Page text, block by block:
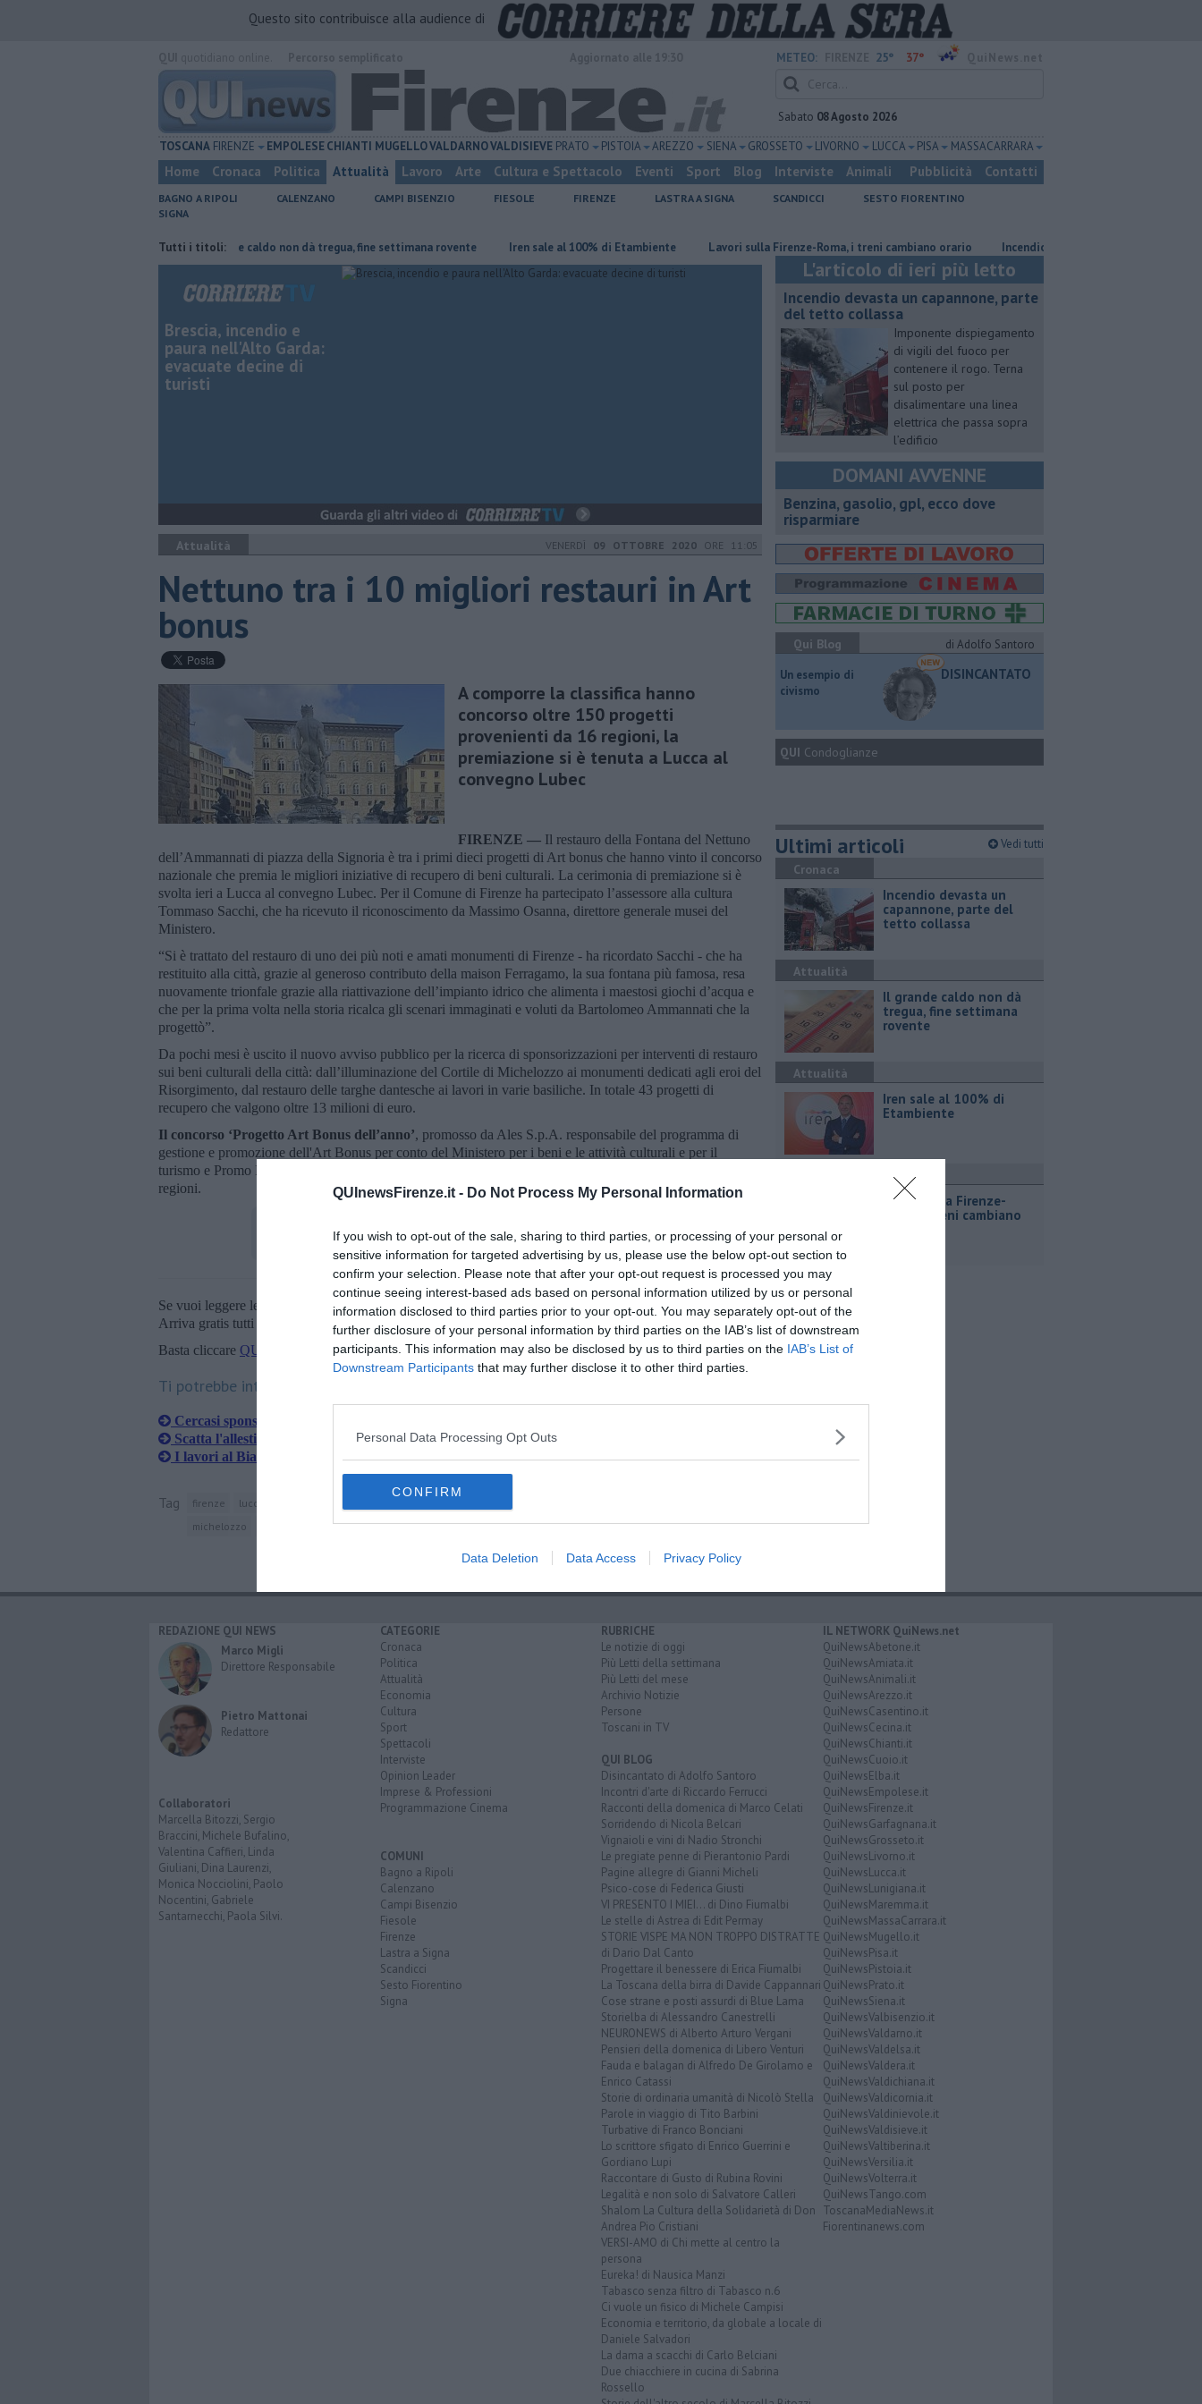
QUInewsFirenze.it - Do Not Process My Personal Information
If you wish to opt-out of the sale, sharing to third parties, or processing of your personal or
sensitive information for targeted advertising by us, please use the below opt-out section to
confirm your selection. Please note that after your opt-out request is processed you may
continue seeing interest-based ads based on personal information utilized by us or personal
information disclosed to third parties prior to your opt-out. You may separately opt-out of the
further disclosure of your personal information by third parties on the IAB’s list of downstream
participants. This information may also be disclosed by us to third parties on the IAB’s List of
Downstream Participants that may further disclose it to other third parties.
Personal Data Processing Opt Outs
CONFIRM
Data Deletion Data Access Privacy Policy
Questo sito contribuisce alla audience di
METEO: 25° 37°
Sabato 08 Agosto 2026
TOSCANA FIRENZE EMPOLESECHIANTI MUGELLOVALDARNOVALDISIEVE PRATO PISTOIA AREZZO SIENA GROSSETO LIVORNO LUCCA PISA MASSA CARRARA
Home Cronaca Politica Attualità Lavoro Arte Cultura e Spettacolo Eventi Sport Blog Interviste Animali Pubblicità Contatti
BAGNO A RIPOLI CALENZANO CAMPI BISENZIO FIESOLE FIRENZE LASTRA A SIGNA SCANDICCI
SESTO FIORENTINO
SIGNA
Tutti i titoli:
Il grande caldo non dà tregua, fine settimana rovente Iren sale al 100% di Etambiente Lavori sulla Firenze-Roma, i treni cambiano orario Incendio devasta un capannone, parte del
Brescia, incendio e
paura nell'Alto Garda:
evacuate decine di
turisti
Attualità VENERDÌ 09 OTTOBRE 2020 ORE 11:05
Nettuno tra i 10 migliori restauri in Art
bonus
A comporre la classifica hanno
concorso oltre 150 progetti
provenienti da 16 regioni, la
premiazione si è tenuta a Lucca al
convegno Lubec
FIRENZE — Il restauro della Fontana del Nettuno
dell’Ammannati di piazza della Signoria è tra i primi dieci progetti di Art bonus che hanno vinto il concorso
nazionale che premia le migliori iniziative di recupero di beni culturali. La cerimonia di premiazione si è
svolta ieri a Lucca al convegno Lubec. Per il Comune di Firenze ha partecipato l’assessore alla cultura
Tommaso Sacchi, che ha ricevuto il riconoscimento da Massimo Osanna, direttore generale musei del
Ministero.
“Si è trattato del restauro di uno dei più noti e amati monumenti di Firenze - ha ricordato Sacchi - che ha
restituito alla città, grazie al generoso contributo della maison Ferragamo, la sua fontana più famosa, resa
nuovamente trionfale grazie alla riattivazione dell’impianto idrico che alimenta i maestosi giochi d’acqua e
che per la prima volta nella storia ricalca gli scenari immaginati e voluti da Bartolomeo Ammannati che la
progettò”.
Da pochi mesi è uscito il nuovo avviso pubblico per la ricerca di sponsorizzazioni per interventi di restauro
sui beni culturali della città: dall’illuminazione del Cortile di Michelozzo ai monumenti dedicati agli eroi del
Risorgimento, dal restauro delle targhe dantesche ai lavori in varie basiliche. In totale 43 progetti di
recupero che valgono oltre 13 milioni di euro.
Il concorso ‘Progetto Art Bonus dell’anno’, promosso da Ales S.p.A. responsabile del programma di
gestione e promozione dell'Art Bonus per conto del Ministero per i beni e le attività culturali e per il
turismo e Promo PA Fondazione - LuBeC, ha visto la partecipazione di oltre 150 progetti provenienti da 16
regioni.
Se vuoi leggere le notizie principali della Toscana iscriviti alla
Newsletter QUInews - ToscanaMedia.
Arriva gratis tutti i giorni alle 20:00 direttamente nella tua casella di posta.
Basta cliccare QUI
Ti potrebbe interessare anche:
Cercasi sponsor per restaurare i beni, ecco quali
Scatta l'allestimento per la festa della Ferrari
I lavori al Biancone si spiano con le webcam
Tag firenze lucca
michelozzo
euro ales ministero per i beni e le attività culturali turismo
L'articolo di ieri più letto
Incendio devasta un capannone, parte
del tetto collassa
Imponente dispiegamento
di vigili del fuoco per
contenere il rogo. Terna
sul posto per
disalimentare una linea
elettrica che passa sopra
l’edificio
DOMANI AVVENNE
​Benzina, gasolio, gpl, ecco dove
risparmiare
Qui Blog
di Adolfo Santoro
​Un esempio di
civismo
DISINCANTATO
QUI Condoglianze
Ultimi articoli Vedi tutti
Cronaca
Incendio devasta un
capannone, parte del
tetto collassa
Attualità
Il grande caldo non dà
tregua, fine settimana
rovente
Attualità
Iren sale al 100% di
Etambiente
Lavori sulla Firenze-
Roma, i treni cambiano
REDAZIONE QUI NEWS
Marco Migli
Direttore Responsabile
Pietro Mattonai
Redattore
Collaboratori
Marcella Bitozzi, Sergio
Braccini, Michele Bufalino,
Valentina Caffieri, Linda
Giuliani, Dina Laurenzi,
Monica Nocciolini, Paolo
Nocentini, Gabriele
Santarnecchi, Paola Silvi.
CATEGORIE
Cronaca
Politica
Attualità
Economia
Cultura
Sport
Spettacoli
Interviste
Opinion Leader
Imprese & Professioni
Programmazione Cinema
COMUNI
Bagno a Ripoli
Calenzano
Campi Bisenzio
Fiesole
Firenze
Lastra a Signa
Scandicci
Sesto Fiorentino
Signa
RUBRICHE
Le notizie di oggi
Più Letti della settimana
Più Letti del mese
Archivio Notizie
Persone
Toscani in TV
QUI BLOG
Disincantato di Adolfo Santoro
Incontri d'arte di Riccardo Ferrucci
Racconti della domenica di Marco Celati
Sorridendo di Nicola Belcari
Vignaioli e vini di Nadio Stronchi
Le pregiate penne di Pierantonio Pardi
Pagine allegre di Gianni Micheli
Psico-cose di Federica Giusti
VI PRESENTO I MIEI... di Dino Fiumalbi
Le stelle di Astrea di Edit Permay
STORIE VISPE MA NON TROPPO DISTRATTE
di Dario Dal Canto
Progettare il benessere di Erica Fiumalbi
La Toscana della birra di Davide Cappannari
Cose strane e posti assurdi di Blue Lama
Storielba di Alessandro Canestrelli
NEURONEWS di Alberto Arturo Vergani
Pensieri della domenica di Libero Venturi
Fauda e balagan di Alfredo De Girolamo e
Enrico Catassi
Storie di ordinaria umanità di Nicolò Stella
Parole in viaggio di Tito Barbini
Turbative di Franco Bonciani
Lo scrittore sfigato di Enrico Guerrini e
Gordiano Lupi
Raccontare di Gusto di Rubina Rovini
Legalità e non solo di Salvatore Calleri
Shalom La Cultura della Solidarietà di Don
Andrea Pio Cristiani
VERSI-AMO di Chi mette al centro la
persona
Eureka! di Nausica Manzi
Tabasco senza filtro di Tabasco n.6
Ci vuole un fisico di Michele Campisi
Economia e territorio, da globale a locale di
Daniele Salvadori
La dama a scacchi di Carlo Belciani
Due chiacchiere in cucina di Sabrina
Rossello
IL NETWORK QuiNews.net
QuiNewsAbetone.it
QuiNewsAmiata.it
QuiNewsAnimali.it
QuiNewsArezzo.it
QuiNewsCasentino.it
QuiNewsCecina.it
QuiNewsChianti.it
QuiNewsCuoio.it
QuiNewsElba.it
QuiNewsEmpolese.it
QuiNewsFirenze.it
QuiNewsGarfagnana.it
QuiNewsGrosseto.it
QuiNewsLivorno.it
QuiNewsLucca.it
QuiNewsLunigiana.it
QuiNewsMaremma.it
QuiNewsMassaCarrara.it
QuiNewsMugello.it
QuiNewsPisa.it
QuiNewsPistoia.it
QuiNewsPrato.it
QuiNewsSiena.it
QuiNewsValbisenzio.it
QuiNewsValdarno.it
QuiNewsValdelsa.it
QuiNewsValdera.it
QuiNewsValdichiana.it
QuiNewsValdicornia.it
QuiNewsValdinievole.it
QuiNewsValdisieve.it
QuiNewsValtiberina.it
QuiNewsVersilia.it
QuiNewsVolterra.it
QuiNewsTango.com
ToscanaMediaNews.it
Fiorentinanews.com